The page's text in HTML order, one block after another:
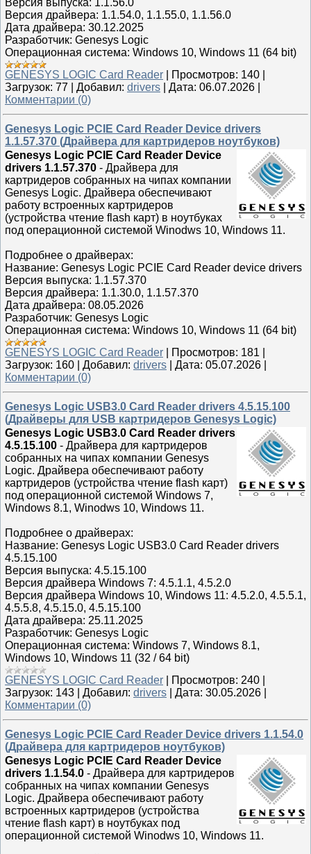
Версия выпуска: 1.1.56.0
Версия драйвера: 1.1.54.0, 1.1.55.0, 1.1.56.0
Дата драйвера: 30.12.2025
Разработчик: Genesys Logic
Операционная система: Windows 10, Windows 11 (64 bit)
GENESYS LOGIC Card Reader
Просмотров: 140
Загрузок: 77 Добавил: drivers Дата: 06.07.2026
Комментарии (0)
Genesys Logic PCIE Card Reader Device drivers
1.1.57.370 (Драйвера для картридеров ноутбуков)
Genesys Logic PCIE Card Reader Device
drivers 1.1.57.370 - Драйвера для
картридеров собранных на чипах компании
Genesys Logic. Драйвера обеспечивают
работу встроенных картридеров
(устройства чтение flash карт) в ноутбуках
под операционной системой Winodws 10, Windows 11.
Подробнее о драйверах:
Название: Genesys Logic PCIE Card Reader device drivers
Версия выпуска: 1.1.57.370
Версия драйвера: 1.1.30.0, 1.1.57.370
Дата драйвера: 08.05.2026
Разработчик: Genesys Logic
Операционная система: Windows 10, Windows 11 (64 bit)
GENESYS LOGIC Card Reader
Просмотров: 181
Загрузок: 160 Добавил: drivers Дата: 05.07.2026
Комментарии (0)
Genesys Logic USB3.0 Card Reader drivers 4.5.15.100
(Драйверы для USB картридеров Genesys Logic)
Genesys Logic USB3.0 Card Reader drivers
4.5.15.100 - Драйвера для картридеров
собранных на чипах компании Genesys
Logic. Драйвера обеспечивают работу
картридеров (устройства чтение flash карт)
под операционной системой Windows 7,
Windows 8.1, Winodws 10, Windows 11.
Подробнее о драйверах:
Название: Genesys Logic USB3.0 Card Reader drivers
4.5.15.100
Версия выпуска: 4.5.15.100
Версия драйвера Windows 7: 4.5.1.1, 4.5.2.0
Версия драйвера Windows 10, Windows 11: 4.5.2.0, 4.5.5.1,
4.5.5.8, 4.5.15.0, 4.5.15.100
Дата драйвера: 25.11.2025
Разработчик: Genesys Logic
Операционная система: Windows 7, Windows 8.1,
Windows 10, Windows 11 (32 / 64 bit)
GENESYS LOGIC Card Reader
Просмотров: 240
Загрузок: 143 Добавил: drivers Дата: 30.05.2026
Комментарии (0)
Genesys Logic PCIE Card Reader Device drivers 1.1.54.0
(Драйвера для картридеров ноутбуков)
Genesys Logic PCIE Card Reader Device
drivers 1.1.54.0 - Драйвера для картридеров
собранных на чипах компании Genesys
Logic. Драйвера обеспечивают работу
встроенных картридеров (устройства
чтение flash карт) в ноутбуках под
операционной системой Winodws 10, Windows 11.